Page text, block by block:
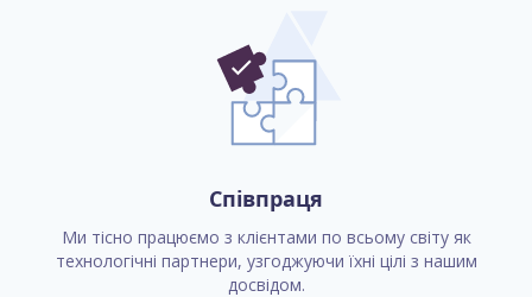
Співпраця
Ми тісно працюємо з клієнтами по всьому світу як
технологічні партнери, узгоджуючи їхні цілі з нашим
досвідом.